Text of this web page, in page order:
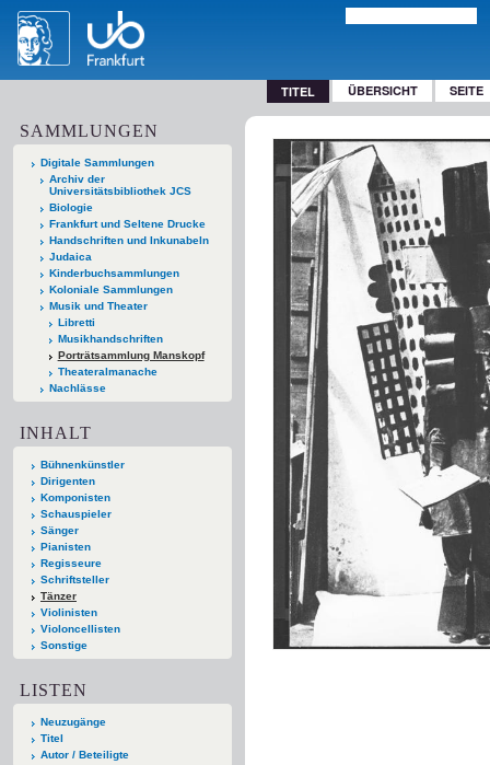
TITEL ÜBERSICHT SEITE
SAMMLUNGEN
Digitale Sammlungen
Archiv der
Universitätsbibliothek JCS
Biologie
Frankfurt und Seltene Drucke
Handschriften und Inkunabeln
Judaica
Kinderbuchsammlungen
Koloniale Sammlungen
Musik und Theater
Libretti
Musikhandschriften
Porträtsammlung Manskopf
Theateralmanache
Nachlässe
INHALT
Bühnenkünstler
Dirigenten
Komponisten
Schauspieler
Sänger
Pianisten
Regisseure
Schriftsteller
Tänzer
Violinisten
Violoncellisten
Sonstige
LISTEN
Neuzugänge
Titel
Autor / Beteiligte